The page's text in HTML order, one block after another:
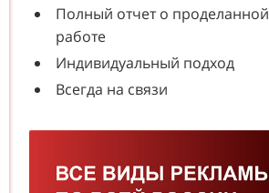
Полный отчет о проделанной
работе
Индивидуальный подход
Всегда на связи